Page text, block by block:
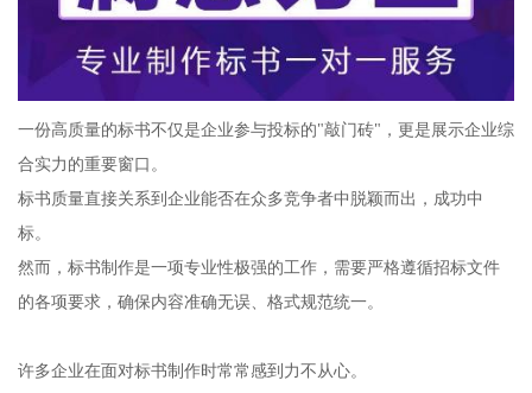
一份高质量的标书不仅是企业参与投标的"敲门砖"，更是展示企业综
合实力的重要窗口。
标书质量直接关系到企业能否在众多竞争者中脱颖而出，成功中
标。
然而，标书制作是一项专业性极强的工作，需要严格遵循招标文件
的各项要求，确保内容准确无误、格式规范统一。
许多企业在面对标书制作时常常感到力不从心。